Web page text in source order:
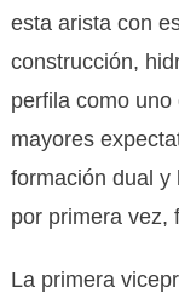
esta arista con
construcción,
perfila como
mayores
formación dual y
por primera vez,
La primera